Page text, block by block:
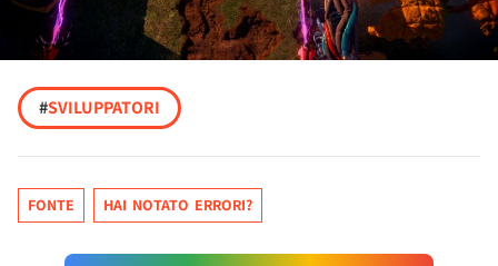
#SVILUPPATORI
FONTE HAI NOTATO ERRORI?